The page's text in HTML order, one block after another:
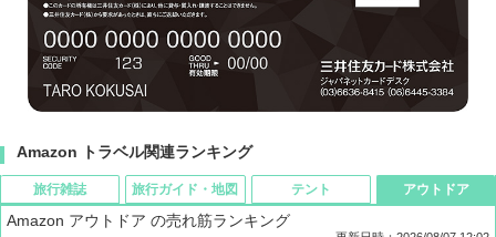
Amazon トラベル関連ランキング
旅行雑誌 旅行ガイド・地図 テント アウトドア
Amazon アウトドア の売れ筋ランキング